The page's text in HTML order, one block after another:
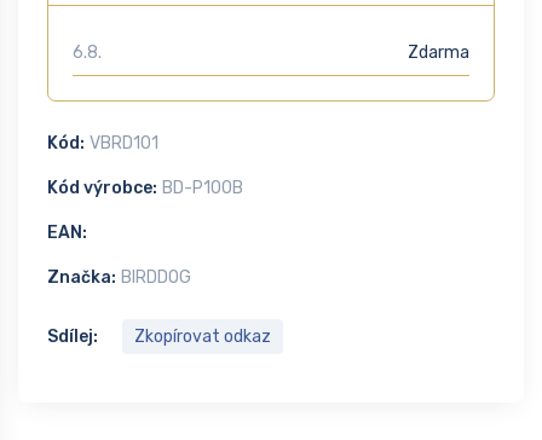
6.8. Zdarma
Kód: VBRD101
Kód výrobce: BD-P100B
EAN:
Značka: BIRDDOG
Sdílej: Zkopírovat odkaz